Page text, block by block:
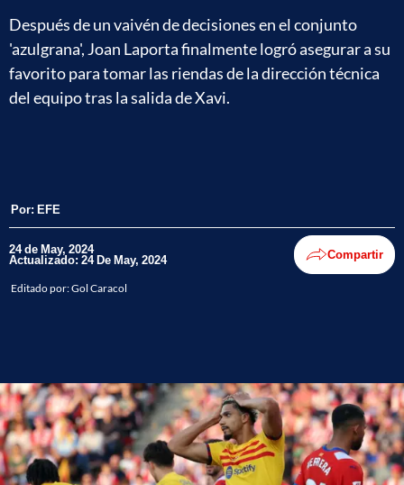
Después de un vaivén de decisiones en el conjunto
'azulgrana', Joan Laporta finalmente logró asegurar a su
favorito para tomar las riendas de la dirección técnica
del equipo tras la salida de Xavi.
Por: EFE
24 de May, 2024
Actualizado: 24 De May, 2024 Compartir
Editado por:Gol Caracol